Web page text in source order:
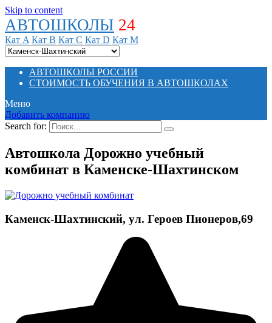
Skip to content
АВТОШКОЛЫ 24
Кат A Кат B Кат C Кат D Кат M
АВТОШКОЛЫ РОССИИ
СТОИМОСТЬ ОБУЧЕНИЯ В АВТОШКОЛАХ
Меню
Добавить компанию
Search for:
Автошкола Дорожно учебный
комбинат в Каменске-Шахтинском
Каменск-Шахтинский, ул. Героев Пионеров,69